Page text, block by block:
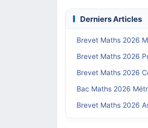
Derniers Articles
Brevet Maths 2026
Brevet Maths 2026
Brevet Maths 2026
Bac Maths 2026
Brevet Maths 2026